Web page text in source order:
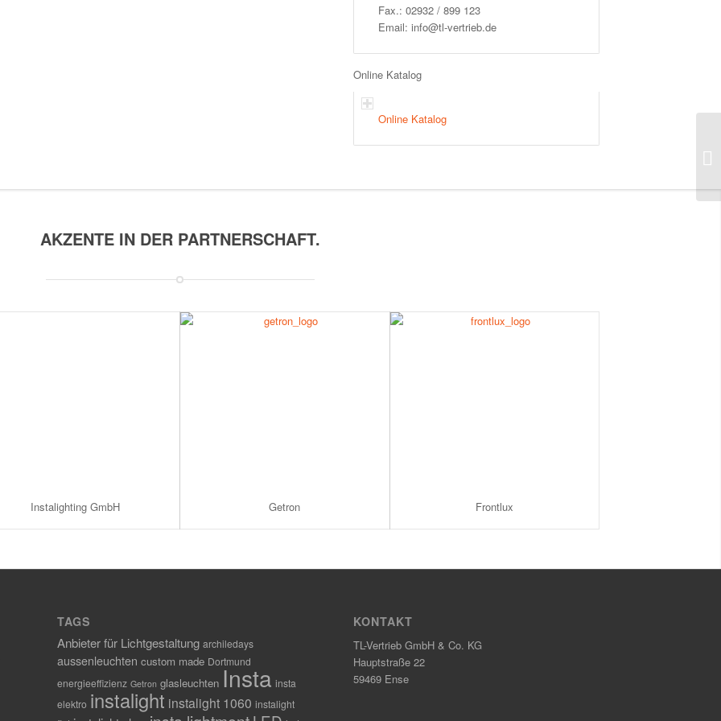
Fax.: 02932 / 899 123
Email: info@tl-vertrieb.de
Online Katalog
Online Katalog
AKZENTE IN DER PARTNERSCHAFT.
Instalighting GmbH Getron Frontlux
TAGS
Anbieter für Lichtgestaltung archiledays
aussenleuchten custom made Dortmund
energieeffizienz Getron glasleuchten Insta insta
elektro instalight instalight 1060 instalight
KONTAKT
TL-Vertrieb GmbH & Co. KG
Hauptstraße 22
59469 Ense